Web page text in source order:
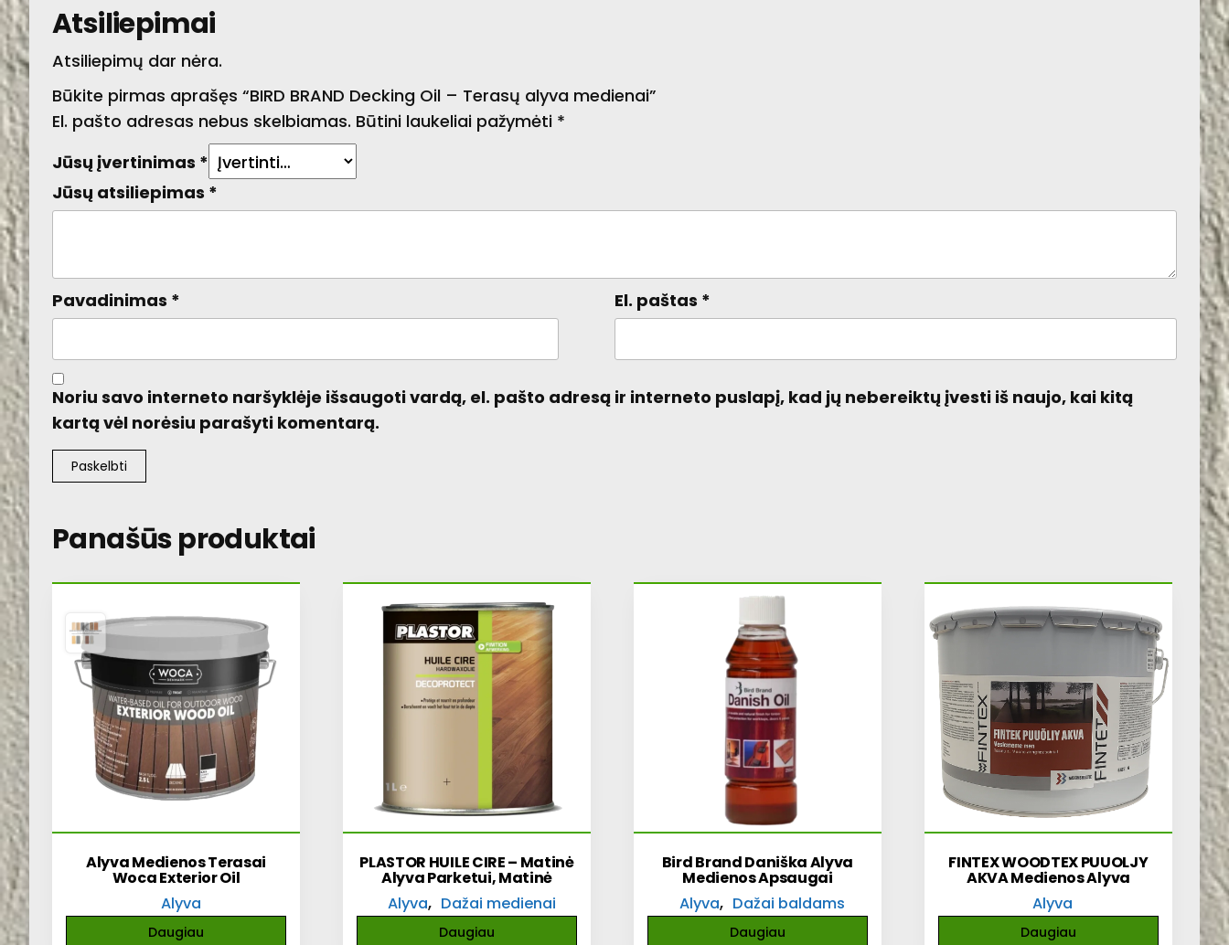
Atsiliepimai
Atsiliepimų dar nėra.
Būkite pirmas aprašęs “BIRD BRAND Decking Oil – Terasų alyva medienai”
El. pašto adresas nebus skelbiamas. Būtini laukeliai pažymėti *
Jūsų įvertinimas *
Jūsų atsiliepimas *
Pavadinimas * El. paštas *
Noriu savo interneto naršyklėje išsaugoti vardą, el. pašto adresą ir interneto puslapį, kad jų nebereiktų įvesti iš naujo, kai kitą
kartą vėl norėsiu parašyti komentarą.
Panašūs produktai
Alyva Medienos Terasai
Woca Exterior Oil
Alyva
Daugiau
PLASTOR HUILE CIRE – Matinė
Alyva Parketui, Matinė
Alyva, Dažai medienai
Daugiau
Bird Brand Daniška Alyva
Medienos Apsaugai
Alyva, Dažai baldams
Daugiau
FINTEX WOODTEX PUUOLJY
AKVA Medienos Alyva
Alyva
Daugiau